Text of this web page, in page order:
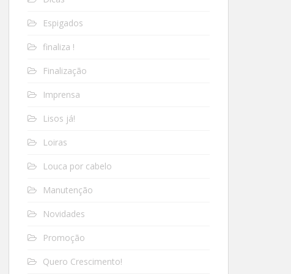
Espigados
finaliza !
Finalização
Imprensa
Lisos já!
Loiras
Louca por cabelo
Manutenção
Novidades
Promoção
Quero Crescimento!